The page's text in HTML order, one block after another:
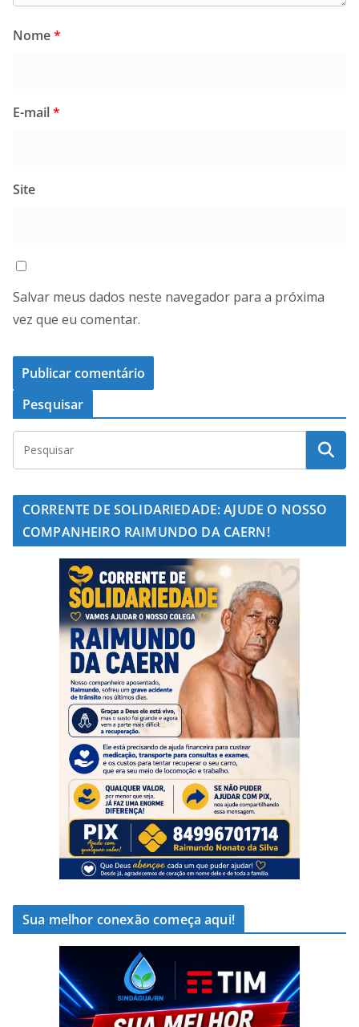
Nome*
E-mail*
Site
Salvar meus dados neste navegador para a próxima
vez que eu comentar.
Pesquisar
CORRENTE DE SOLIDARIEDADE: AJUDE O NOSSO
COMPANHEIRO RAIMUNDO DA CAERN!
Sua melhor conexão começa aqui!